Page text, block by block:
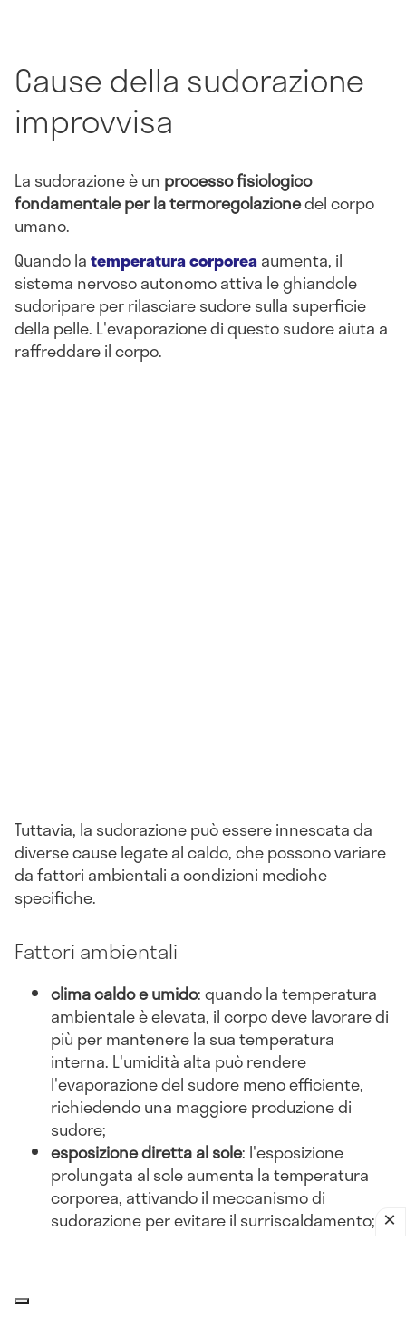
Cause della sudorazione
improvvisa
La sudorazione è un processo fisiologico
fondamentale per la termoregolazionedel corpo
umano.
Quando latemperatura corporeaaumenta, il
sistema nervoso autonomo attiva le ghiandole
sudoripare per rilasciare sudore sulla superficie
della pelle. L'evaporazione di questo sudore aiuta a
raffreddare il corpo.
Tuttavia, la sudorazione può essere innescata da
diverse cause legate al caldo, che possono variare
da fattori ambientali a condizioni mediche
specifiche.
Fattori ambientali
clima caldo e umido: quando la temperatura
ambientale è elevata, il corpo deve lavorare di
più per mantenere la sua temperatura
interna. L'umidità alta può rendere
l'evaporazione del sudore meno efficiente,
richiedendo una maggiore produzione di
sudore;
esposizione diretta al sole: l'esposizione
prolungata al sole aumenta la temperatura
corporea, attivando il meccanismo di
sudorazione per evitare il surriscaldamento;